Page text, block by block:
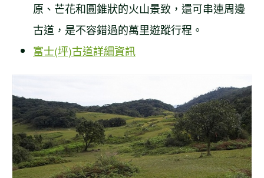
原、芒花和圓錐狀的火山景致，還可串連周邊
古道，是不容錯過的萬里遊蹤行程。
富士(坪)古道詳細資訊